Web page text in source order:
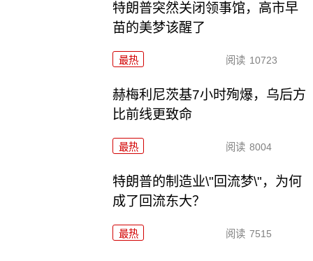
特朗普突然关闭领事馆，高市早
苗的美梦该醒了
最热 阅读 10723
赫梅利尼茨基7小时殉爆，乌后方
比前线更致命
最热 阅读 8004
特朗普的制造业\"回流梦\"，为何
成了回流东大？
最热 阅读 7515